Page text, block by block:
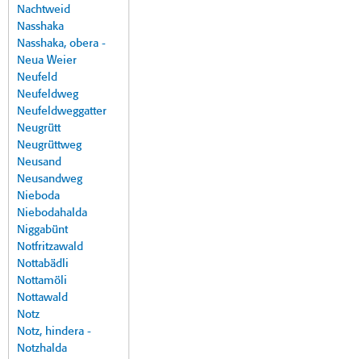
Nachtweid
Nasshaka
Nasshaka, obera -
Neua Weier
Neufeld
Neufeldweg
Neufeldweggatter
Neugrütt
Neugrüttweg
Neusand
Neusandweg
Nieboda
Niebodahalda
Niggabünt
Notfritzawald
Nottabädli
Nottamöli
Nottawald
Notz
Notz, hindera -
Notzhalda